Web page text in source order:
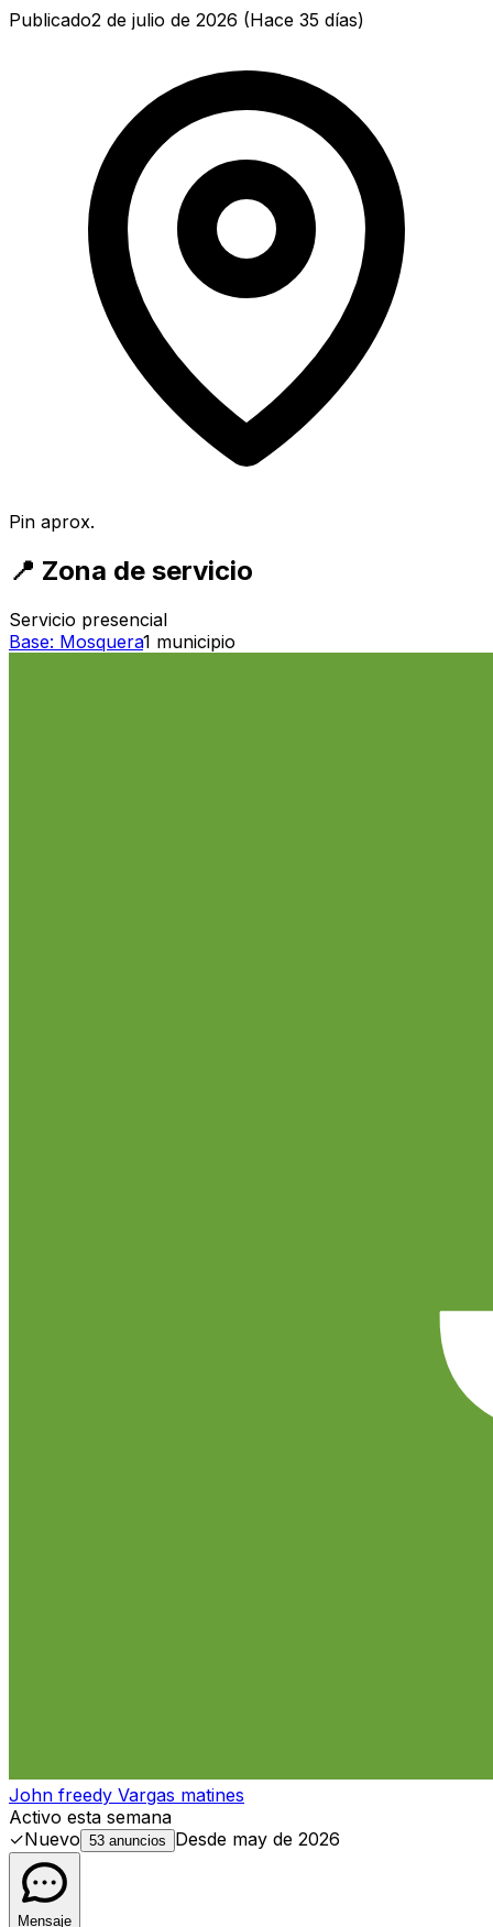
Publicado2 de julio de 2026 (Hace 35 días)
Pin aprox.
📍 Zona de servicio
Servicio presencial
Base: Mosquera1 municipio
John freedy Vargas matines
Activo esta semana
✓Nuevo 53 anuncios Desde may de 2026
Mensaje